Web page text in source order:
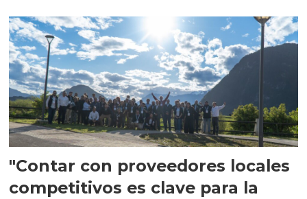
"Contar con proveedores locales
competitivos es clave para la